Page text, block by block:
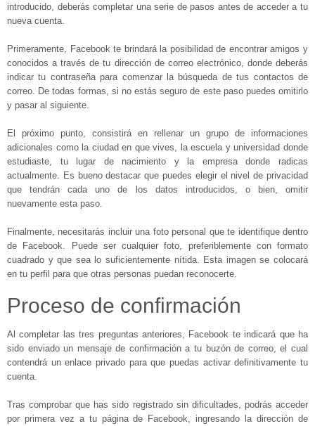
introducido, deberás completar una serie de pasos antes de acceder a tu
nueva cuenta.
Primeramente, Facebook te brindará la posibilidad de encontrar amigos y
conocidos a través de tu dirección de correo electrónico, donde deberás
indicar tu contraseña para comenzar la búsqueda de tus contactos de
correo. De todas formas, si no estás seguro de este paso puedes omitirlo
y pasar al siguiente.
El próximo punto, consistirá en rellenar un grupo de informaciones
adicionales como la ciudad en que vives, la escuela y universidad donde
estudiaste, tu lugar de nacimiento y la empresa donde radicas
actualmente. Es bueno destacar que puedes elegir el nivel de privacidad
que tendrán cada uno de los datos introducidos, o bien, omitir
nuevamente esta paso.
Finalmente, necesitarás incluir una foto personal que te identifique dentro
de Facebook. Puede ser cualquier foto, preferiblemente con formato
cuadrado y que sea lo suficientemente nítida. Esta imagen se colocará
en tu perfil para que otras personas puedan reconocerte.
Proceso de confirmación
Al completar las tres preguntas anteriores, Facebook te indicará que ha
sido enviado un mensaje de confirmación a tu buzón de correo, el cual
contendrá un enlace privado para que puedas activar definitivamente tu
cuenta.
Tras comprobar que has sido registrado sin dificultades, podrás acceder
por primera vez a tu página de Facebook, ingresando la dirección de